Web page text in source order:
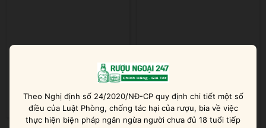
Ly RIEDEL Bar Rocks Glass
Được xếp
hạng55 sao
340.000₫
Ly RIEDEL Optical O All
Được xếp
hạng5 5 sao
360.000₫
Theo Nghị định số 24/2020/NĐ-CP quy định chi tiết một số
điều của Luật Phòng, chống tác hại của rượu, bia về việc
thực hiện biện pháp ngăn ngừa người chưa đủ 18 tuổi tiếp